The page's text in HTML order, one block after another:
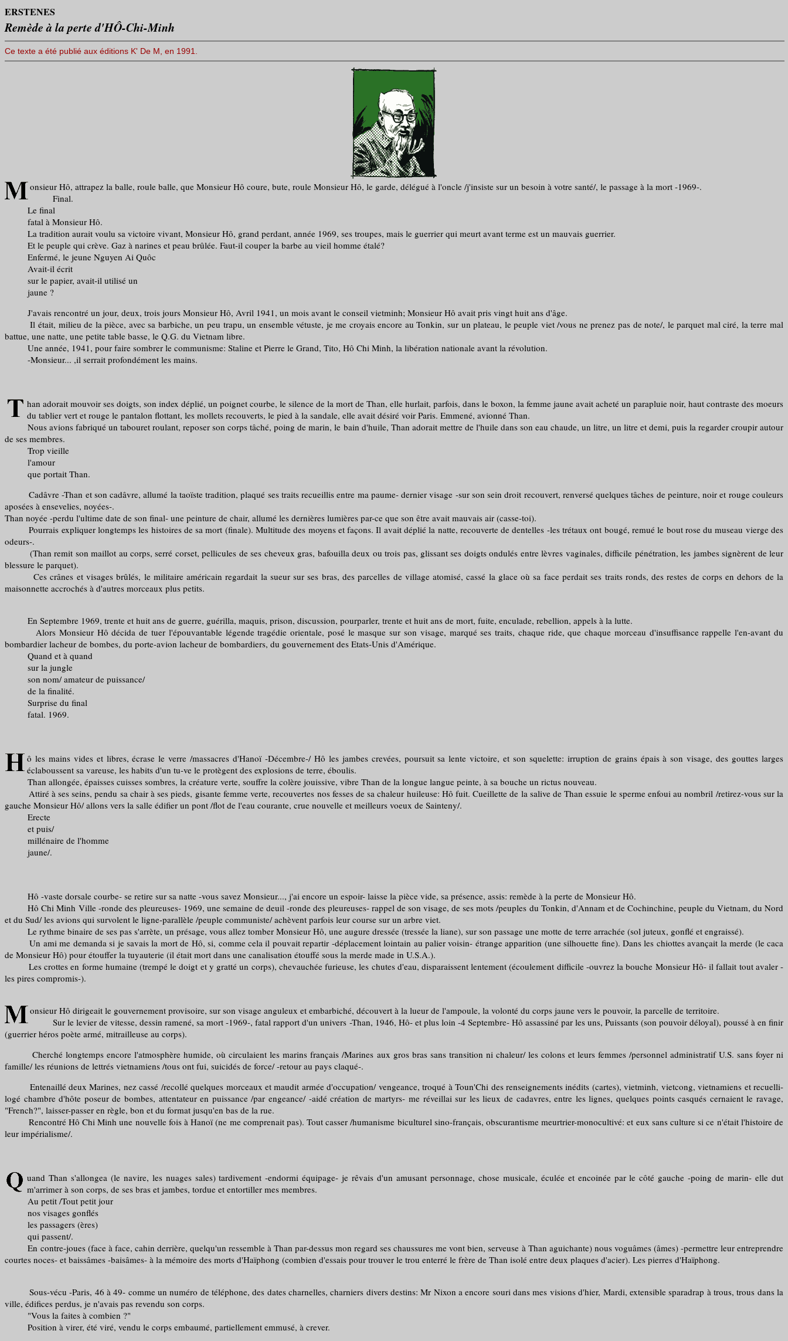
ERSTENES
Remède à la perte d'HÔ-Chi-Minh
Ce texte a été publié aux éditions K' De M, en 1991.
onsieur Hô, attrapez la balle, roule balle, que Monsieur Hô coure, bute, roule Monsieur Hô, le garde, délégué à l'oncle /j'insiste sur un besoin à votre santé/, le passage à la mort -1969-.
Final.
Le final
fatal à Monsieur Hô.
La tradition aurait voulu sa victoire vivant, Monsieur Hô, grand perdant, année 1969, ses troupes, mais le guerrier qui meurt avant terme est un mauvais guerrier.
Et le peuple qui crève. Gaz à narines et peau brûlée. Faut-il couper la barbe au vieil homme étalé?
Enfermé, le jeune Nguyen Ai Quôc
Avait-il écrit
sur le papier, avait-il utilisé un
jaune ?
J'avais rencontré un jour, deux, trois jours Monsieur Hô, Avril 1941, un mois avant le conseil vietminh; Monsieur Hô avait pris vingt huit ans d'âge.
Il était, milieu de la pièce, avec sa barbiche, un peu trapu, un ensemble vétuste, je me croyais encore au Tonkin, sur un plateau, le peuple viet /vous ne prenez pas de note/, le parquet mal ciré, la terre mal
battue, une natte, une petite table basse, le Q.G. du Vietnam libre.
Une année, 1941, pour faire sombrer le communisme: Staline et Pierre le Grand, Tito, Hô Chi Minh, la libération nationale avant la révolution.
-Monsieur... ,il serrait profondément les mains.
han adorait mouvoir ses doigts, son index déplié, un poignet courbe, le silence de la mort de Than, elle hurlait, parfois, dans le boxon, la femme jaune avait acheté un parapluie noir, haut contraste des moeurs
du tablier vert et rouge le pantalon flottant, les mollets recouverts, le pied à la sandale, elle avait désiré voir Paris. Emmené, avionné Than.
Nous avions fabriqué un tabouret roulant, reposer son corps tâché, poing de marin, le bain d'huile, Than adorait mettre de l'huile dans son eau chaude, un litre, un litre et demi, puis la regarder croupir autour
de ses membres.
Trop vieille
l'amour
que portait Than.
Cadâvre -Than et son cadâvre, allumé la taoïste tradition, plaqué ses traits recueillis entre ma paume- dernier visage -sur son sein droit recouvert, renversé quelques tâches de peinture, noir et rouge couleurs
aposées à ensevelies, noyées-.
Than noyée -perdu l'ultime date de son final- une peinture de chair, allumé les dernières lumières par-ce que son être avait mauvais air (casse-toi).
Pourrais expliquer longtemps les histoires de sa mort (finale). Multitude des moyens et façons. Il avait déplié la natte, recouverte de dentelles -les trétaux ont bougé, remué le bout rose du museau vierge des
odeurs-.
(Than remit son maillot au corps, serré corset, pellicules de ses cheveux gras, bafouilla deux ou trois pas, glissant ses doigts ondulés entre lèvres vaginales, difficile pénétration, les jambes signèrent de leur
blessure le parquet).
Ces crânes et visages brûlés, le militaire américain regardait la sueur sur ses bras, des parcelles de village atomisé, cassé la glace où sa face perdait ses traits ronds, des restes de corps en dehors de la
maisonnette accrochés à d'autres morceaux plus petits.
En Septembre 1969, trente et huit ans de guerre, guérilla, maquis, prison, discussion, pourparler, trente et huit ans de mort, fuite, enculade, rebellion, appels à la lutte.
Alors Monsieur Hô décida de tuer l'épouvantable légende tragédie orientale, posé le masque sur son visage, marqué ses traits, chaque ride, que chaque morceau d'insuffisance rappelle l'en-avant du
bombardier lacheur de bombes, du porte-avion lacheur de bombardiers, du gouvernement des Etats-Unis d'Amérique.
Quand et à quand
sur la jungle
son nom/ amateur de puissance/
de la finalité.
Surprise du final
fatal. 1969.
ô les mains vides et libres, écrase le verre /massacres d'Hanoï -Décembre-/ Hô les jambes crevées, poursuit sa lente victoire, et son squelette: irruption de grains épais à son visage, des gouttes larges
éclaboussent sa vareuse, les habits d'un tu-ve le protègent des explosions de terre, éboulis.
Than allongée, épaisses cuisses sombres, la créature verte, souffre la colère jouissive, vibre Than de la longue langue peinte, à sa bouche un rictus nouveau.
Attiré à ses seins, pendu sa chair à ses pieds, gisante femme verte, recouvertes nos fesses de sa chaleur huileuse: Hô fuit. Cueillette de la salive de Than essuie le sperme enfoui au nombril /retirez-vous sur la
gauche Monsieur Hô/ allons vers la salle édifier un pont /flot de l'eau courante, crue nouvelle et meilleurs voeux de Sainteny/.
Erecte
et puis/
millénaire de l'homme
jaune/.
Hô -vaste dorsale courbe- se retire sur sa natte -vous savez Monsieur..., j'ai encore un espoir- laisse la pièce vide, sa présence, assis: remède à la perte de Monsieur Hô.
Hô Chi Minh Ville -ronde des pleureuses- 1969, une semaine de deuil -ronde des pleureuses- rappel de son visage, de ses mots /peuples du Tonkin, d'Annam et de Cochinchine, peuple du Vietnam, du Nord
et du Sud/ les avions qui survolent le ligne-parallèle /peuple communiste/ achèvent parfois leur course sur un arbre viet.
Le rythme binaire de ses pas s'arrète, un présage, vous allez tomber Monsieur Hô, une augure dressée (tressée la liane), sur son passage une motte de terre arrachée (sol juteux, gonflé et engraissé).
Un ami me demanda si je savais la mort de Hô, si, comme cela il pouvait repartir -déplacement lointain au palier voisin- étrange apparition (une silhouette fine). Dans les chiottes avançait la merde (le caca
de Monsieur Hô) pour étouffer la tuyauterie (il était mort dans une canalisation étouffé sous la merde made in U.S.A.).
Les crottes en forme humaine (trempé le doigt et y gratté un corps), chevauchée furieuse, les chutes d'eau, disparaissent lentement (écoulement difficile -ouvrez la bouche Monsieur Hô- il fallait tout avaler -
les pires compromis-).
onsieur Hô dirigeait le gouvernement provisoire, sur son visage anguleux et embarbiché, découvert à la lueur de l'ampoule, la volonté du corps jaune vers le pouvoir, la parcelle de territoire.
Sur le levier de vitesse, dessin ramené, sa mort -1969-, fatal rapport d'un univers -Than, 1946, Hô- et plus loin -4 Septembre- Hô assassiné par les uns, Puissants (son pouvoir déloyal), poussé à en finir
(guerrier héros poète armé, mitrailleuse au corps).
Cherché longtemps encore l'atmosphère humide, où circulaient les marins français /Marines aux gros bras sans transition ni chaleur/ les colons et leurs femmes /personnel administratif U.S. sans foyer ni
famille/ les réunions de lettrés vietnamiens /tous ont fui, suicidés de force/ -retour au pays claqué-.
Entenaillé deux Marines, nez cassé /recollé quelques morceaux et maudit armée d'occupation/ vengeance, troqué à Toun'Chi des renseignements inédits (cartes), vietminh, vietcong, vietnamiens et recuelli-
logé chambre d'hôte poseur de bombes, attentateur en puissance /par engeance/ -aidé création de martyrs- me réveillai sur les lieux de cadavres, entre les lignes, quelques points casqués cernaient le ravage,
"French?", laisser-passer en règle, bon et du format jusqu'en bas de la rue.
Rencontré Hô Chi Minh une nouvelle fois à Hanoï (ne me comprenait pas). Tout casser /humanisme biculturel sino-français, obscurantisme meurtrier-monocultivé: et eux sans culture si ce n'était l'histoire de
leur impérialisme/.
uand Than s'allongea (le navire, les nuages sales) tardivement -endormi équipage- je rêvais d'un amusant personnage, chose musicale, éculée et encoinée par le côté gauche -poing de marin- elle dut
m'arrimer à son corps, de ses bras et jambes, tordue et entortiller mes membres.
Au petit /Tout petit jour
nos visages gonflés
les passagers (ères)
qui passent/.
En contre-joues (face à face, cahin derrière, quelqu'un ressemble à Than par-dessus mon regard ses chaussures me vont bien, serveuse à Than aguichante) nous voguâmes (âmes) -permettre leur entreprendre
courtes noces- et baissâmes -baisâmes- à la mémoire des morts d'Haïphong (combien d'essais pour trouver le trou enterré le frère de Than isolé entre deux plaques d'acier). Les pierres d'Haïphong.
Sous-vécu -Paris, 46 à 49- comme un numéro de téléphone, des dates charnelles, charniers divers destins: Mr Nixon a encore souri dans mes visions d'hier, Mardi, extensible sparadrap à trous, trous dans la
ville, édifices perdus, je n'avais pas revendu son corps.
"Vous la faites à combien ?"
Position à virer, été viré, vendu le corps embaumé, partiellement emmusé, à crever.